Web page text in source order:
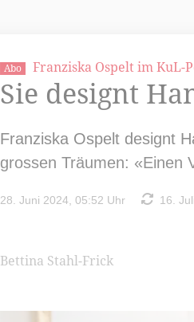
Abo Franziska Ospelt im KuL-
Sie designt
Franziska Ospelt designt
grossen Träumen: «Einen
28. Juni 2024, 05:52 Uhr 16.
Bettina Stahl-Frick